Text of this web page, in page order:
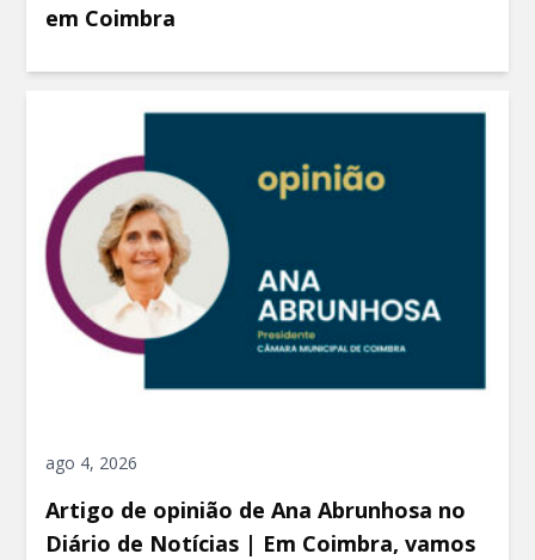
em Coimbra
ago 4, 2026
Artigo de opinião de Ana Abrunhosa no
Diário de Notícias | Em Coimbra, vamos